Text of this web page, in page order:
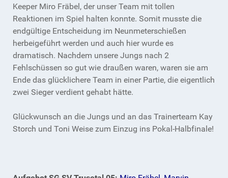
Keeper Miro Fräbel, der unser Team mit tollen
Reaktionen im Spiel halten konnte. Somit musste die
endgültige Entscheidung im Neunmeterschießen
herbeigeführt werden und auch hier wurde es
dramatisch. Nachdem unsere Jungs nach 2
Fehlschüssen so gut wie draußen waren, waren sie am
Ende das glücklichere Team in einer Partie, die eigentlich
zwei Sieger verdient gehabt hätte.
Glückwunsch an die Jungs und an das Trainerteam Kay
Storch und Toni Weise zum Einzug ins Pokal-Halbfinale!